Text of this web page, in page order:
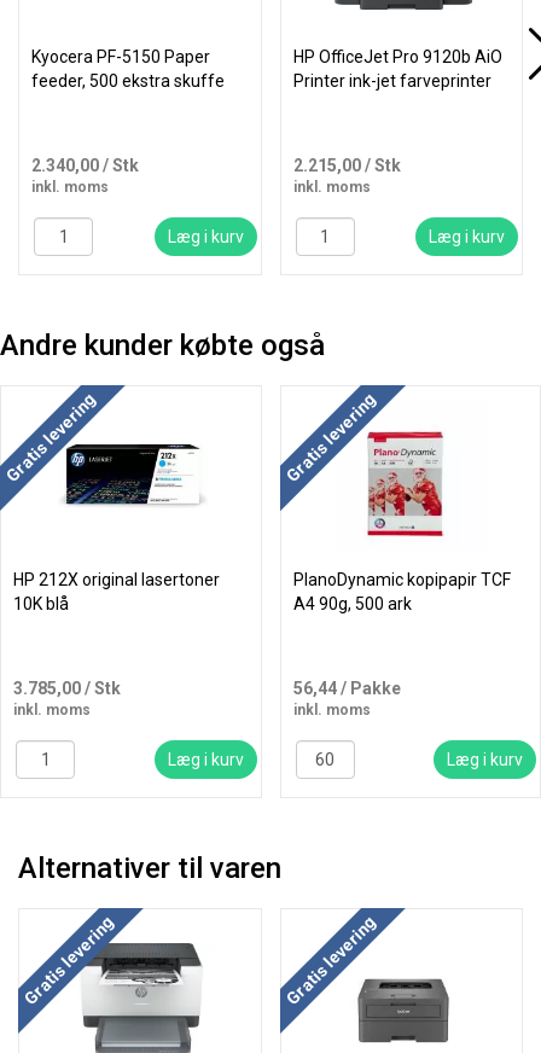
Kyocera PF-5150 Paper
feeder, 500 ekstra skuffe
2.340,00/ Stk
inkl. moms
Læg i kurv
HP OfficeJet Pro 9120b AiO
Printer ink-jet farveprinter
2.215,00/ Stk
inkl. moms
Læg i kurv
Andre kunder købte også
Gratis levering
HP 212X original lasertoner
10K blå
3.785,00/ Stk
inkl. moms
Læg i kurv
Køb mere og spar
Gratis levering
PlanoDynamic kopipapir TCF
A4 90g, 500 ark
56,44/ Pakke
inkl. moms
Læg i kurv
Alternativer til varen
Gratis levering Gratis levering